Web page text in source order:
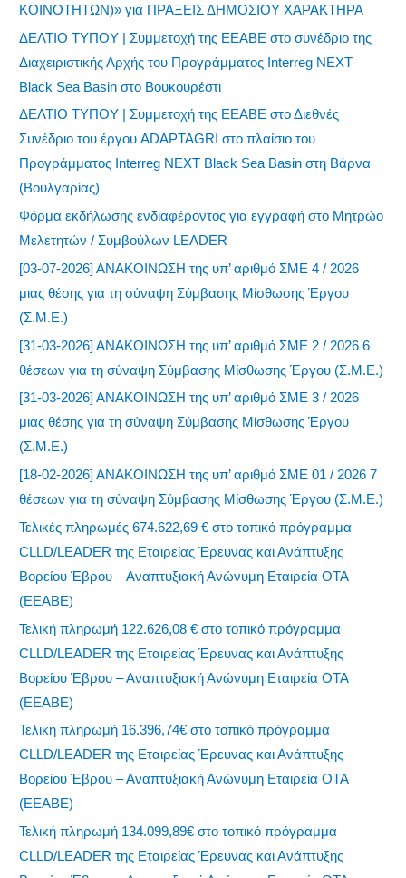
ΚΟΙΝΟΤΗΤΩΝ)» για ΠΡΑΞΕΙΣ ΔΗΜΟΣΙΟΥ ΧΑΡΑΚΤΗΡΑ
ΔΕΛΤΙΟ ΤΥΠΟΥ | Συμμετοχή της ΕΕΑΒΕ στο συνέδριο της
Διαχειριστικής Αρχής του Προγράμματος Interreg NEXT
Black Sea Basin στο Βουκουρέστι
ΔΕΛΤΙΟ ΤΥΠΟΥ | Συμμετοχή της ΕΕΑΒΕ στο Διεθνές
Συνέδριο του έργου ADAPTAGRI στο πλαίσιο του
Προγράμματος Interreg NEXT Black Sea Basin στη Βάρνα
(Βουλγαρίας)
Φόρμα εκδήλωσης ενδιαφέροντος για εγγραφή στο Μητρώο
Μελετητών / Συμβούλων LEADER
[03-07-2026] ΑΝΑΚΟΙΝΩΣΗ της υπ’ αριθμό ΣΜΕ 4 / 2026
μιας θέσης για τη σύναψη Σύμβασης Μίσθωσης Έργου
(Σ.Μ.Ε.)
[31-03-2026] ΑΝΑΚΟΙΝΩΣΗ της υπ’ αριθμό ΣΜΕ 2 / 2026 6
θέσεων για τη σύναψη Σύμβασης Μίσθωσης Έργου (Σ.Μ.Ε.)
[31-03-2026] ΑΝΑΚΟΙΝΩΣΗ της υπ’ αριθμό ΣΜΕ 3 / 2026
μιας θέσης για τη σύναψη Σύμβασης Μίσθωσης Έργου
(Σ.Μ.Ε.)
[18-02-2026] ΑΝΑΚΟΙΝΩΣΗ της υπ’ αριθμό ΣΜΕ 01 / 2026 7
θέσεων για τη σύναψη Σύμβασης Μίσθωσης Έργου (Σ.Μ.Ε.)
Τελικές πληρωμές 674.622,69 € στο τοπικό πρόγραμμα
CLLD/LEADER της Εταιρείας Έρευνας και Ανάπτυξης
Βορείου Έβρου – Αναπτυξιακή Ανώνυμη Εταιρεία ΟΤΑ
(ΕΕΑΒΕ)
Τελική πληρωμή 122.626,08 € στο τοπικό πρόγραμμα
CLLD/LEADER της Εταιρείας Έρευνας και Ανάπτυξης
Βορείου Έβρου – Αναπτυξιακή Ανώνυμη Εταιρεία ΟΤΑ
(ΕΕΑΒΕ)
Τελική πληρωμή 16.396,74€ στο τοπικό πρόγραμμα
CLLD/LEADER της Εταιρείας Έρευνας και Ανάπτυξης
Βορείου Έβρου – Αναπτυξιακή Ανώνυμη Εταιρεία ΟΤΑ
(ΕΕΑΒΕ)
Τελική πληρωμή 134.099,89€ στο τοπικό πρόγραμμα
CLLD/LEADER της Εταιρείας Έρευνας και Ανάπτυξης